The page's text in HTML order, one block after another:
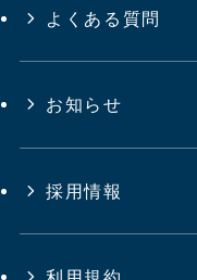
よくある質問
お知らせ
採用情報